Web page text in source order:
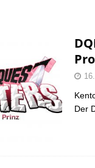
[ 5. August 2026 ]
(Normal) FINAL FANTASY
[ 5. August 2026 ] FFXIV:
Der